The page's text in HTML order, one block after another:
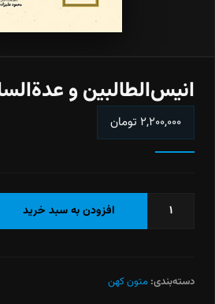
انیس‌الطالبین و
۲,۲۰۰,۰۰۰ تومان
انیس‌الطالبین
افزودن به سبد خرید
دسته‌بندی: متون کهن